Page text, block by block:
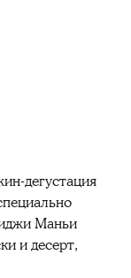
дегустация
Маньи
и десерт,